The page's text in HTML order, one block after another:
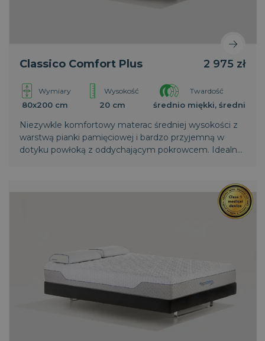
Classico Comfort Plus 2 975 zł
Wymiary
80x200 cm
Wysokość
20 cm
Twardość
średnio miękki, średni
Niezywkle komfortowy materac średniej wysokości z
warstwą pianki pamięciowej i bardzo przyjemną w
dotyku powłoką z oddychającym pokrowcem. Idealny